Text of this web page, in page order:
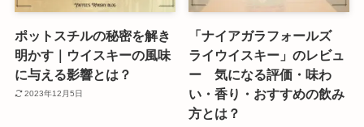
ポットスチルの秘密を解き
明かす｜ウイスキーの風味
に与える影響とは？
2023年12月5日
「ナイアガラフォールズ
ライウイスキー」のレビュ
ー 気になる評価・味わ
い・香り・おすすめの飲み
方とは？